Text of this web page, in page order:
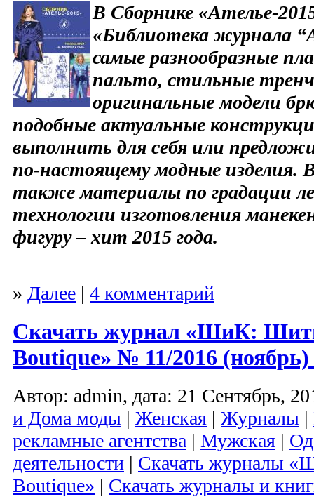
В Сборнике «Ателье-
«Библиотека журнала
самые разнообразные
пальто, стильные
оригинальные модели
подобные актуальные
выполнить для себя или
по-настоящему модные изделия.
также материалы по градации
технологии изготовления
фигуру – хит 2015 года.
» Далее | 4 комментарий
Скачать журнал «ШиК:
Boutique» № 11/2016
Автор: admin, дата: 21 Сентябрь,
и Дома моды | Женская | Журналы |
рекламные агентства | Мужская |
деятельности | Скачать журналы
Boutique» | Скачать журналы и